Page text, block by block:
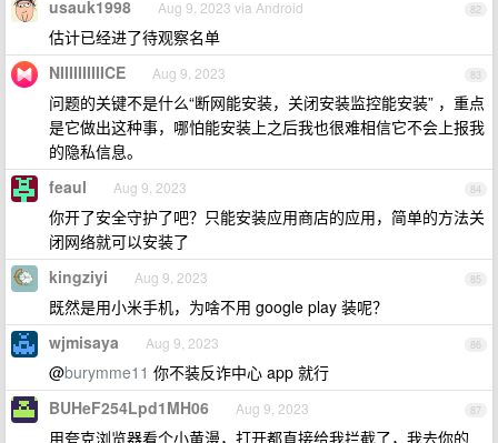
82
usauk1998 Aug 9, 2023 via Android
估计已经进了待观察名单
83
NIIIIIIIIIICE Aug 9, 2023
问题的关键不是什么“断网能安装，关闭安装监控能安装” ，重点
是它做出这种事，哪怕能安装上之后我也很难相信它不会上报我
的隐私信息。
84
feaul Aug 9, 2023
你开了安全守护了吧？只能安装应用商店的应用，简单的方法关
闭网络就可以安装了
85
kingziyi Aug 9, 2023
既然是用小米手机，为啥不用 google play 装呢？
86
wjmisaya Aug 9, 2023
@burymme11 你不装反诈中心 app 就行
87
BUHeF254Lpd1MH06 Aug 9, 2023
用夸克浏览器看个小黄漫，打开都直接给我拦截了，我去你的